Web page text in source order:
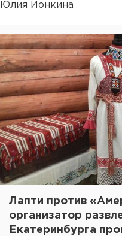
Юлия Ионкина
Лапти против
организатор
Екатеринбурга